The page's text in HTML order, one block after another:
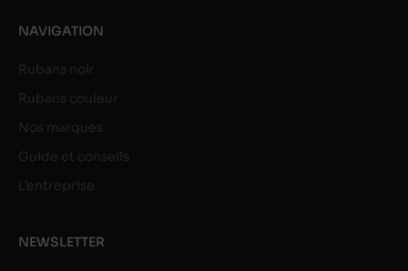
NAVIGATION
Rubans noir
Rubans couleur
Nos marques
Guide et conseils
L’entreprise
NEWSLETTER